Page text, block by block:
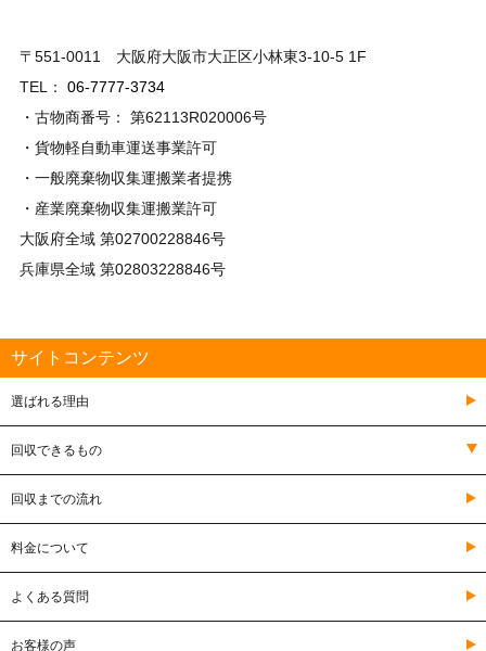
〒551-0011 大阪府大阪市大正区小林東3-10-5 1F
TEL： 06-7777-3734
・古物商番号： 第62113R020006号
・貨物軽自動車運送事業許可
・一般廃棄物収集運搬業者提携
・産業廃棄物収集運搬業許可
大阪府全域 第02700228846号
兵庫県全域 第02803228846号
サイトコンテンツ
選ばれる理由
回収できるもの
回収までの流れ
料金について
よくある質問
お客様の声